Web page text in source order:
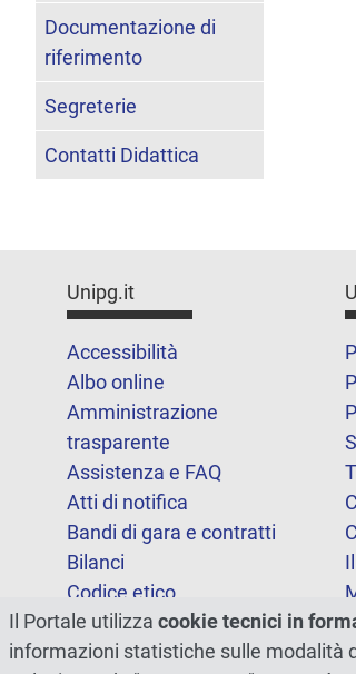
Documentazione di
riferimento
Segreterie
Contatti Didattica
Unipg.it
Accessibilità
Albo online
Amministrazione
trasparente
Assistenza e FAQ
Atti di notifica
Bandi di gara e contratti
Bilanci
Codice etico
FOIA
Note legali
Il Portale utilizza cookie tecnici in
informazioni statistiche sulle modalità